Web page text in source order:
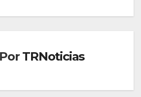
Por TRNoticias